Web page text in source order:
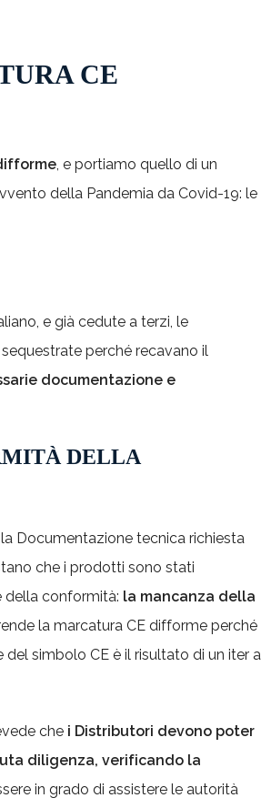
CE
, e portiamo quello di un
della Pandemia da Covid-19: le
e già cedute a terzi, le
perché recavano il
documentazione e
DELLA
Documentazione tecnica richiesta
che i prodotti sono stati
della conformità: la mancanza della
la marcatura CE difforme perché
simbolo CE è il risultato di un iter a
che i Distributori devono poter
diligenza, verificando la
in grado di assistere le autorità